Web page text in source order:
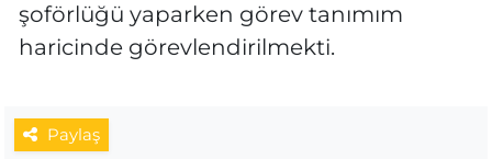
şoförlüğü yaparken görev tanımım
haricinde görevlendirilmekti.
Paylaş